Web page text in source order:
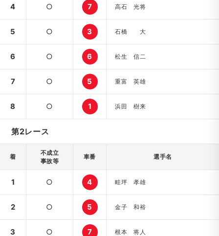
4 ○ 7 高石 光将
5 ○ 3 石橋 大
6 ○ 6 松生 信二
7 ○ 5 重富 英雄
8 ○ 1 浜田 樹来
第2レース
着
不成立
事故等
車番 選手名
1 ○ 4 畦坪 孝雄
2 ○ 5 金子 和裕
3 ○ 7 根本 将人